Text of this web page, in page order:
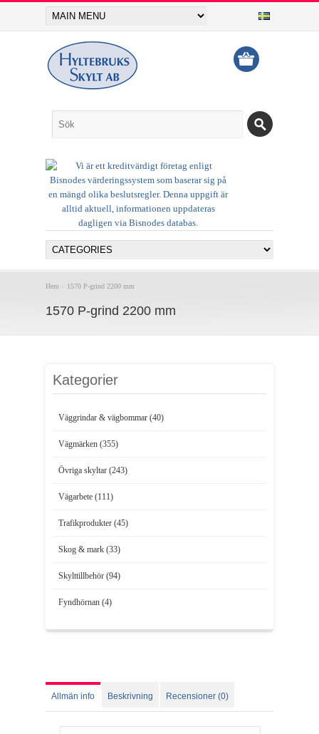
Hem 1570 P-grind 2200 mm
1570 P-grind 2200 mm
Kategorier
Väggrindar & vägbommar (40)
Vägmärken (355)
Övriga skyltar (243)
Vägarbete (111)
Trafikprodukter (45)
Skog & mark (33)
Skylttillbehör (94)
Fyndhörnan (4)
Allmän info Beskrivning Recensioner (0)